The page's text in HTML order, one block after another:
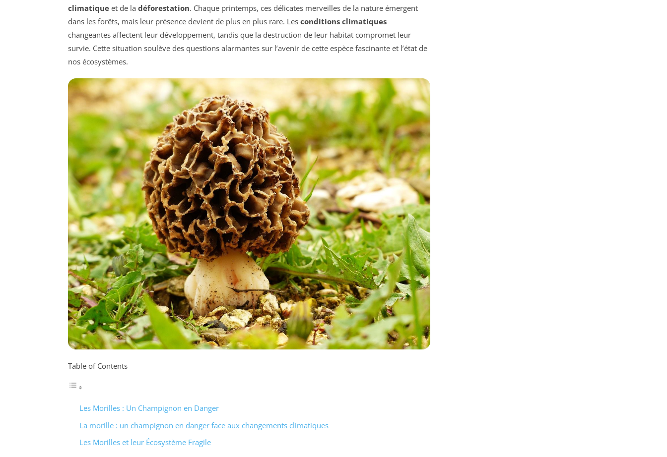
climatique et de la déforestation. Chaque printemps, ces délicates merveilles de la nature émergent
dans les forêts, mais leur présence devient de plus en plus rare. Les conditions climatiques
changeantes affectent leur développement, tandis que la destruction de leur habitat compromet leur
survie. Cette situation soulève des questions alarmantes sur l’avenir de cette espèce fascinante et l’état de
nos écosystèmes.
Table of Contents
Les Morilles : Un Champignon en Danger
La morille : un champignon en danger face aux changements climatiques
Les Morilles et leur Écosystème Fragile